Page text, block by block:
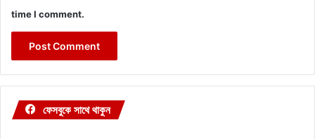
time I comment.
ফেসবুকে সাথে থাকুন